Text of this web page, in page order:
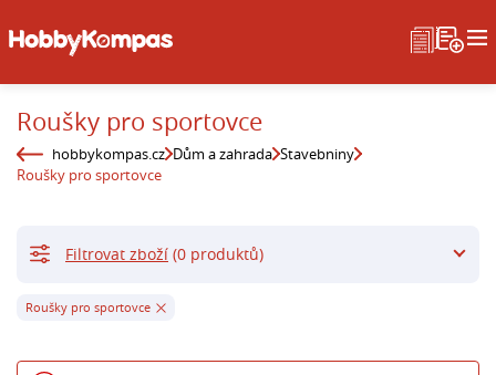
Roušky pro sportovce
hobbykompas.cz Dům a zahrada Stavebniny
Roušky pro sportovce
Filtrovat zboží (0 produktů)
Roušky pro sportovce